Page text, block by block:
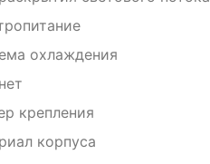
охлаждения
крепления
корпуса